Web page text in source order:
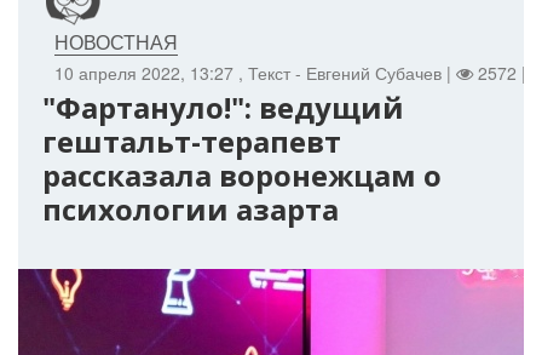
10 апреля 2022, 13:27 , Текст - Евгений Субачев | 2572 |
НОВОСТНАЯ
"Фартануло!": ведущий
гештальт-терапевт
рассказала воронежцам о
психологии азарта